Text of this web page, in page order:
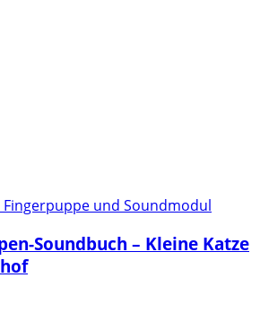
und Soundmodul
Soundbuch – Kleine Katze